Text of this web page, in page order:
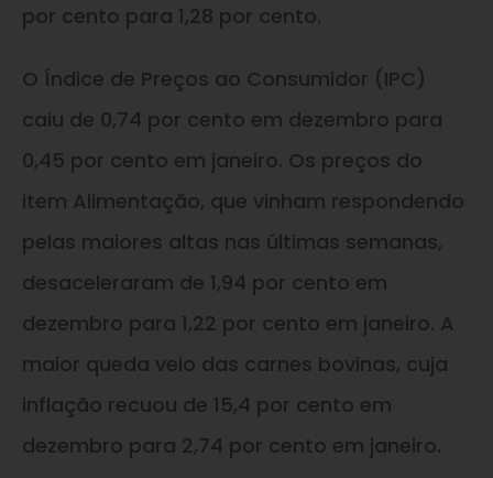
por cento para 1,28 por cento.
O Índice de Preços ao Consumidor (IPC)
caiu de 0,74 por cento em dezembro para
0,45 por cento em janeiro. Os preços do
item Alimentação, que vinham respondendo
pelas maiores altas nas últimas semanas,
desaceleraram de 1,94 por cento em
dezembro para 1,22 por cento em janeiro. A
maior queda veio das carnes bovinas, cuja
inflação recuou de 15,4 por cento em
dezembro para 2,74 por cento em janeiro.